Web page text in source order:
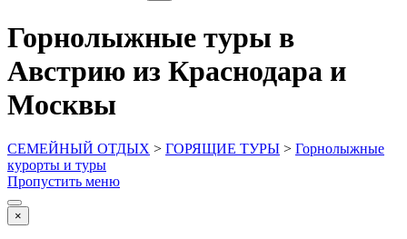
Горнолыжные туры в
Австрию из Краснодара и
Москвы
СЕМЕЙНЫЙ ОТДЫХ > ГОРЯЩИЕ ТУРЫ > Горнолыжные
курорты и туры
Пропустить меню
×